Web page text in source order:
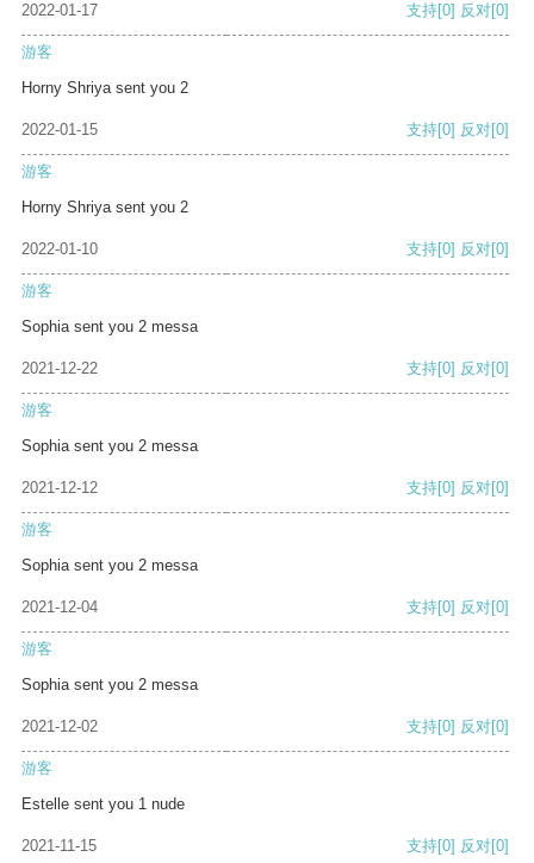
2022-01-17 支持[0] 反对[0]
游客
Horny Shriya sent you 2
2022-01-15 支持[0] 反对[0]
游客
Horny Shriya sent you 2
2022-01-10 支持[0] 反对[0]
游客
Sophia sent you 2 messa
2021-12-22 支持[0] 反对[0]
游客
Sophia sent you 2 messa
2021-12-12 支持[0] 反对[0]
游客
Sophia sent you 2 messa
2021-12-04 支持[0] 反对[0]
游客
Sophia sent you 2 messa
2021-12-02 支持[0] 反对[0]
游客
Estelle sent you 1 nude
2021-11-15 支持[0] 反对[0]